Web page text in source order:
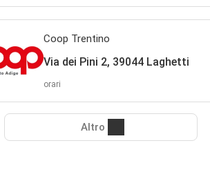
Coop Trentino
Via dei Pini 2, 39044 Laghetti
orari
Altro